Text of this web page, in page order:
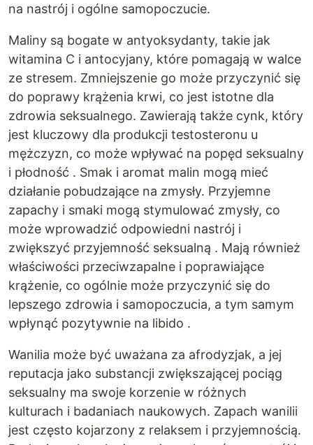
na nastrój i ogólne samopoczucie.
Maliny są bogate w antyoksydanty, takie jak
witamina C i antocyjany, które pomagają w walce
ze stresem. Zmniejszenie go może przyczynić się
do poprawy krążenia krwi, co jest istotne dla
zdrowia seksualnego. Zawierają także cynk, który
jest kluczowy dla produkcji testosteronu u
mężczyzn, co może wpływać na popęd seksualny
i płodność . Smak i aromat malin mogą mieć
działanie pobudzające na zmysły. Przyjemne
zapachy i smaki mogą stymulować zmysły, co
może wprowadzić odpowiedni nastrój i
zwiększyć przyjemność seksualną . Mają również
właściwości przeciwzapalne i poprawiające
krążenie, co ogólnie może przyczynić się do
lepszego zdrowia i samopoczucia, a tym samym
wpłynąć pozytywnie na libido .
Wanilia może być uważana za afrodyzjak, a jej
reputacja jako substancji zwiększającej pociąg
seksualny ma swoje korzenie w różnych
kulturach i badaniach naukowych. Zapach wanilii
jest często kojarzony z relaksem i przyjemnością.